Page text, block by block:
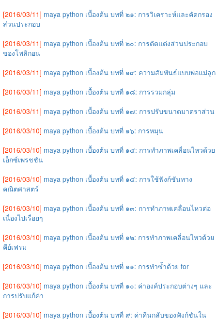
[2016/03/11] maya python เบื้องต้น บทที่ ๒๑: การวิเคราะห์และคัดกรอง
ส่วนประกอบ
[2016/03/11] maya python เบื้องต้น บทที่ ๒๐: การตัดแต่งส่วนประกอบ
ของโพลิกอน
[2016/03/11] maya python เบื้องต้น บทที่ ๑๙: ความสัมพันธ์แบบพ่อแม่ลูก
[2016/03/11] maya python เบื้องต้น บทที่ ๑๘: การรวมกลุ่ม
[2016/03/11] maya python เบื้องต้น บทที่ ๑๗: การปรับขนาดมาตราส่วน
[2016/03/10] maya python เบื้องต้น บทที่ ๑๖: การหมุน
[2016/03/10] maya python เบื้องต้น บทที่ ๑๕: การทำภาพเคลื่อนไหวด้วย
เอ็กซ์เพรชชัน
[2016/03/10] maya python เบื้องต้น บทที่ ๑๔: การใช้ฟังก์ชันทาง
คณิตศาสตร์
[2016/03/10] maya python เบื้องต้น บทที่ ๑๓: การทำภาพเคลื่อนไหวต่อ
เนื่องไปเรื่อยๆ
[2016/03/10] maya python เบื้องต้น บทที่ ๑๒: การทำภาพเคลื่อนไหวด้วย
คีย์เฟรม
[2016/03/10] maya python เบื้องต้น บทที่ ๑๑: การทำซ้ำด้วย for
[2016/03/10] maya python เบื้องต้น บทที่ ๑๐: ค่าองค์ประกอบต่างๆ และ
การปรับแก้ค่า
[2016/03/10] maya python เบื้องต้น บทที่ ๙: ค่าคืนกลับของฟังก์ชันใน